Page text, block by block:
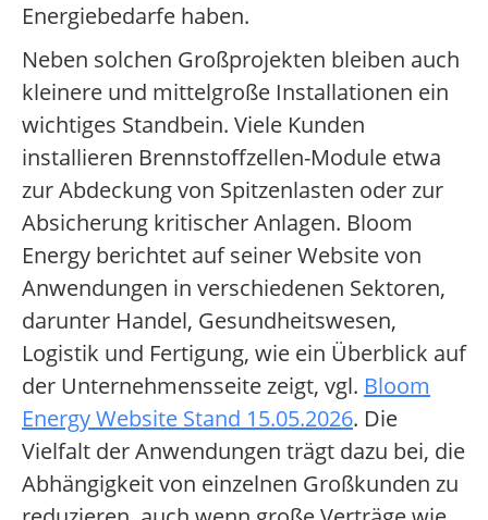
Energiebedarfe haben.
Neben solchen Großprojekten bleiben auch
kleinere und mittelgroße Installationen ein
wichtiges Standbein. Viele Kunden
installieren Brennstoffzellen-Module etwa
zur Abdeckung von Spitzenlasten oder zur
Absicherung kritischer Anlagen. Bloom
Energy berichtet auf seiner Website von
Anwendungen in verschiedenen Sektoren,
darunter Handel, Gesundheitswesen,
Logistik und Fertigung, wie ein Überblick auf
der Unternehmensseite zeigt, vgl. Bloom
Energy Website Stand 15.05.2026. Die
Vielfalt der Anwendungen trägt dazu bei, die
Abhängigkeit von einzelnen Großkunden zu